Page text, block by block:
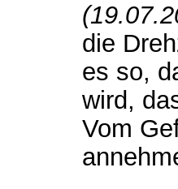
die
es so,
wird,
Vom